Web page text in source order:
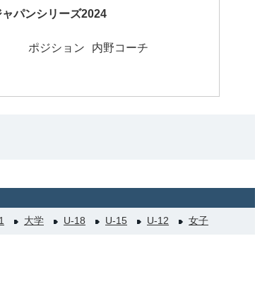
パンシリーズ2024
ポジション
内野コーチ
大学 U-18 U-15 U-12 女子